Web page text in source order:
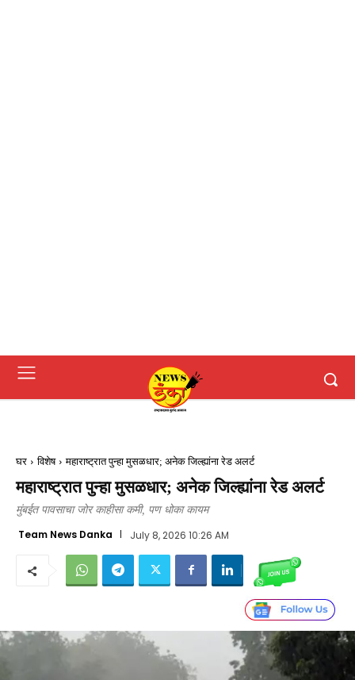
घर विशेष महाराष्ट्रात पुन्हा मुसळधार; अनेक जिल्ह्यांना रेड अलर्ट
महाराष्ट्रात पुन्हा मुसळधार; अनेक जिल्ह्यांना रेड अलर्ट
मुंबईत पावसाचा जोर काहीसा कमी, पण धोका कायम
Team News Danka July 8, 2026 10:26 AM